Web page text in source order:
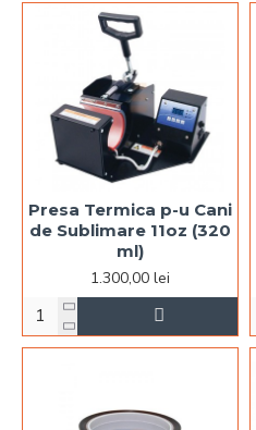
Presa Termica p-u Cani
de Sublimare 11oz (320
ml)
1.300,00 lei